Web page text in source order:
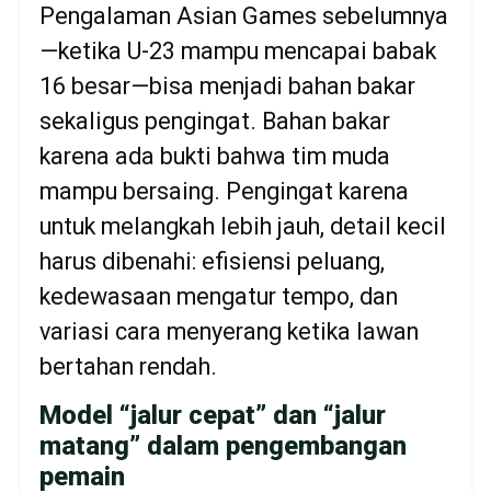
Pengalaman Asian Games sebelumnya
—ketika U-23 mampu mencapai babak
16 besar—bisa menjadi bahan bakar
sekaligus pengingat. Bahan bakar
karena ada bukti bahwa tim muda
mampu bersaing. Pengingat karena
untuk melangkah lebih jauh, detail kecil
harus dibenahi: efisiensi peluang,
kedewasaan mengatur tempo, dan
variasi cara menyerang ketika lawan
bertahan rendah.
Model “jalur cepat” dan “jalur
matang” dalam pengembangan
pemain